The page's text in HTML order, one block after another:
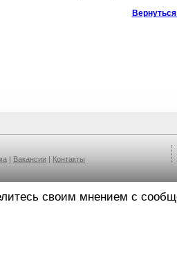
| Вакансии | Контакты
своим мнением с